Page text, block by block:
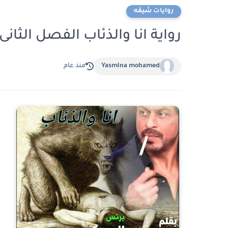
روايات شيقه
رواية انا والذئاب الفصل الثانى 2 بقلم محمد
Yasmina mohamed منذ عام